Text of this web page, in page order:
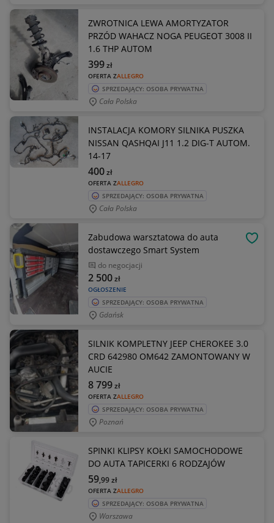
ZWROTNICA LEWA AMORTYZATOR
PRZÓD WAHACZ NOGA PEUGEOT 3008 II
1.6 THP AUTOM
OFERTA ZALLEGRO
399zł
SPRZEDAJĄCY: OSOBA PRYWATNA
Cała Polska
INSTALACJA KOMORY SILNIKA PUSZKA
NISSAN QASHQAI J11 1.2 DIG-T AUTOM.
14-17
OFERTA ZALLEGRO
400zł
SPRZEDAJĄCY: OSOBA PRYWATNA
Cała Polska
Zabudowa warsztatowa do auta
dostawczego Smart System
do negocjacji
OGŁOSZENIE
2 500zł
SPRZEDAJĄCY: OSOBA PRYWATNA
Gdańsk
SILNIK KOMPLETNY JEEP CHEROKEE 3.0
CRD 642980 OM642 ZAMONTOWANY W
AUCIE
OFERTA ZALLEGRO
8 799zł
SPRZEDAJĄCY: OSOBA PRYWATNA
Poznań
SPINKI KLIPSY KOŁKI SAMOCHODOWE
DO AUTA TAPICERKI 6 RODZAJÓW
OFERTA ZALLEGRO
59,99zł
SPRZEDAJĄCY: OSOBA PRYWATNA
Warszawa